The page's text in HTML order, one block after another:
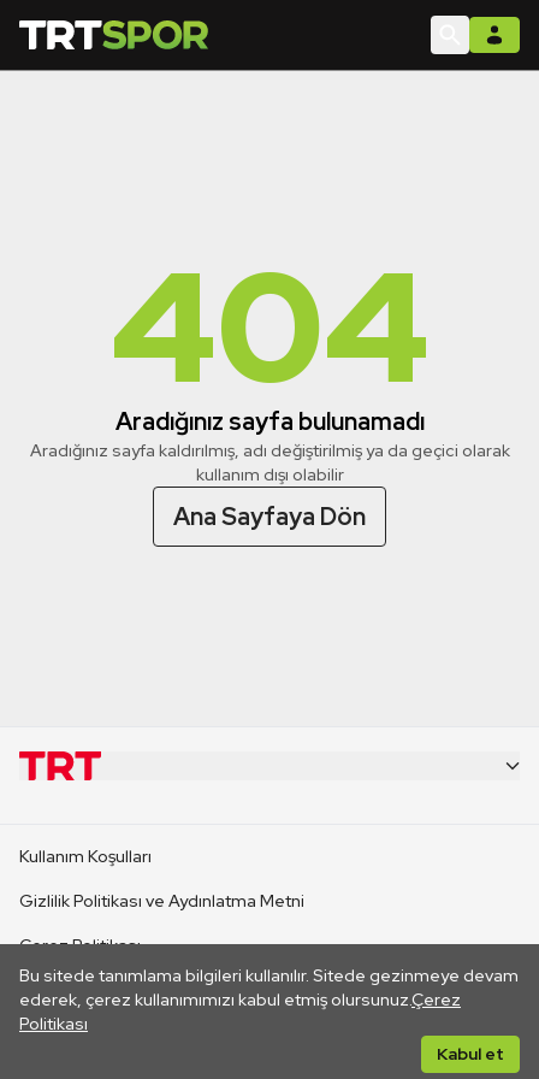
404
Aradığınız sayfa bulunamadı
Aradığınız sayfa kaldırılmış, adı değiştirilmiş ya da geçici olarak
kullanım dışı olabilir
Ana Sayfaya Dön
Bu sitede tanımlama bilgileri kullanılır. Sitede gezinmeye devam
ederek, çerez kullanımımızı kabul etmiş olursunuz.Çerez
Politikası
Kabul et
CANLI YAYINLAR
Kullanım Koşulları
Gizlilik Politikası ve Aydınlatma Metni
Çerez Politikası
İletişim
Her hakkı saklıdır. ©2026 TRT. Bağlantı yoluyla gidilen dış